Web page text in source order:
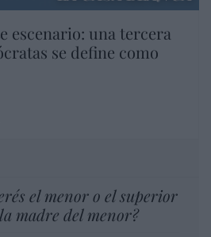
escenario: una tercera
se define como
el menor o el superior
madre del menor?